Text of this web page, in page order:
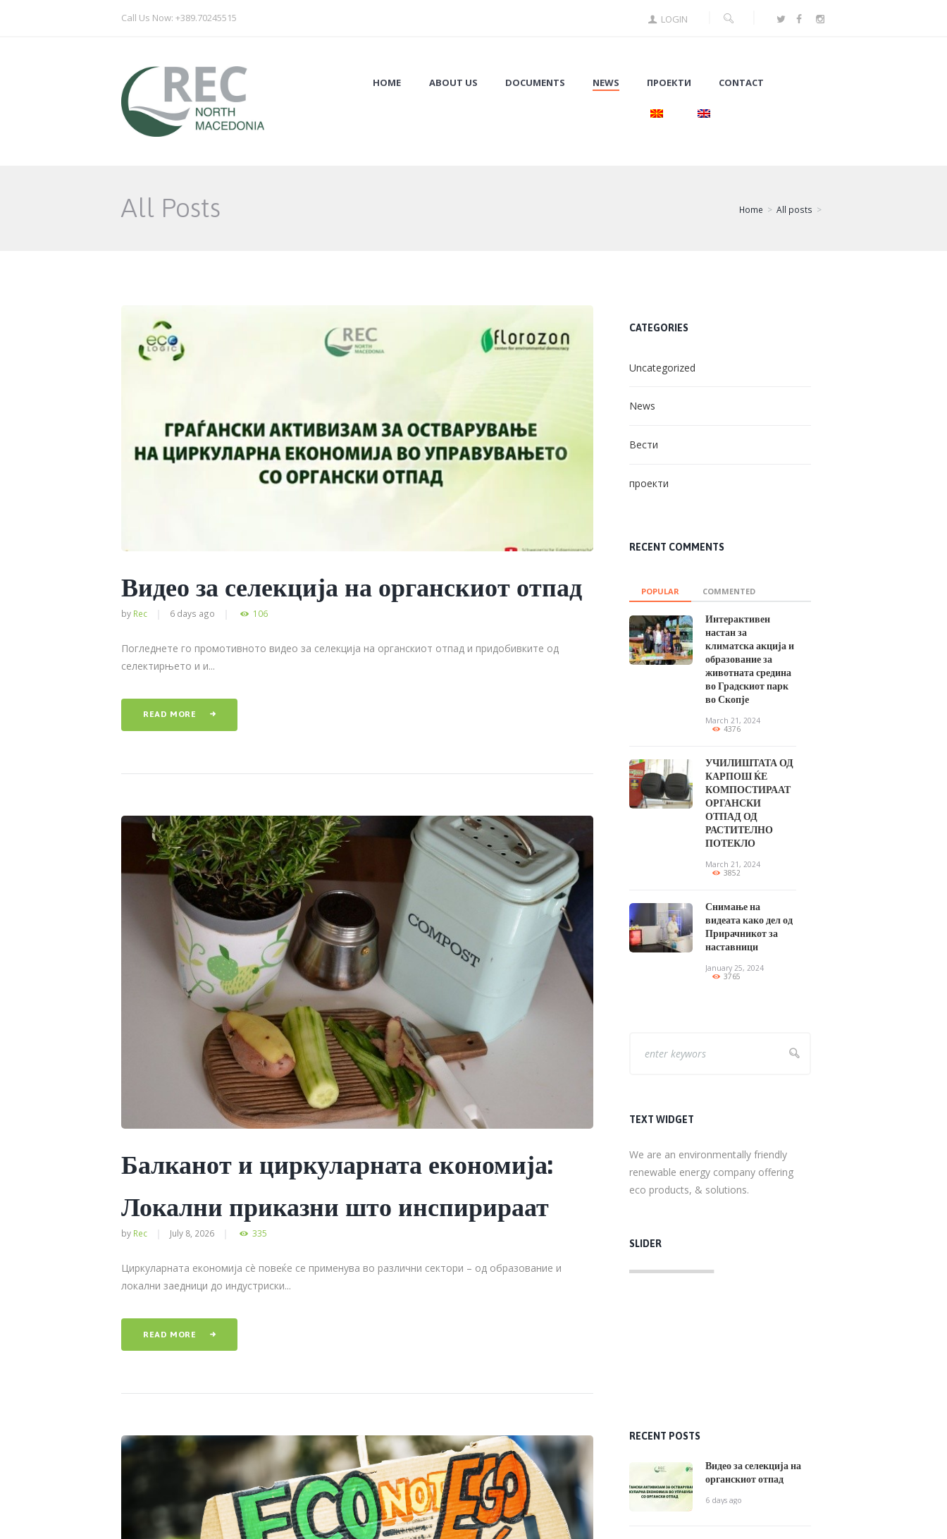
Call Us Now: +389.70245515 LOGIN
HOME ABOUT US DOCUMENTS NEWS ПРОЕКТИ CONTACT
All Posts Home All posts
Видео за селекција на органскиот отпад
by Rec 6 days ago 106
Погледнете го промотивното видео за селекција на органскиот отпад и придобивките од
селектирњето и и...
READ MORE
Балканот и циркуларната економија:
Локални приказни што инспирираат
by Rec July 8, 2026 335
Циркуларната економија сè повеќе се применува во различни сектори – од образование и
локални заедници до индустриски...
READ MORE
CATEGORIES
Uncategorized
News
Вести
проекти
RECENT COMMENTS
POPULAR COMMENTED
Интерактивен
настан за
климатска акција и
образование за
животната средина
во Градскиот парк
во Скопје
March 21, 2024
4376
УЧИЛИШТАТА ОД
КАРПОШ ЌЕ
КОМПОСТИРААТ
ОРГАНСКИ
ОТПАД ОД
РАСТИТЕЛНО
ПОТЕКЛО
March 21, 2024
3852
Снимање на
видеата како дел од
Прирачникот за
наставници
January 25, 2024
3765
TEXT WIDGET
We are an environmentally friendly
renewable energy company offering
eco products, & solutions.
SLIDER
RECENT POSTS
Видео за селекција на
органскиот отпад
6 days ago